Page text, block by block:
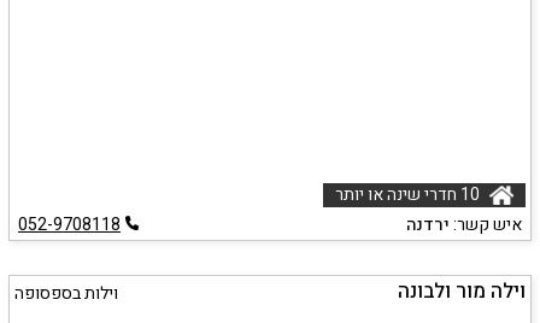
איש קשר:ירדנה 052-9708118
וילה מור ולבונה וילות בספסופה